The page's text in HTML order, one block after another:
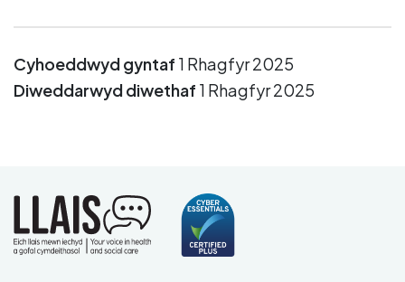
Cyhoeddwyd gyntaf 1 Rhagfyr 2025
Diweddarwyd diwethaf 1 Rhagfyr 2025